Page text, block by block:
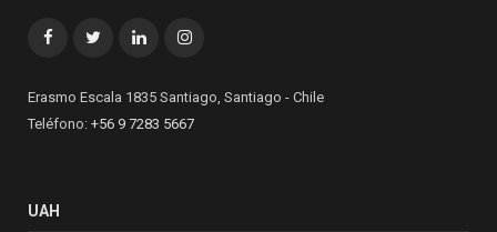
FacebookTwitterLinkedInInstagram
Erasmo Escala 1835 Santiago, Santiago - Chile
Teléfono: +56 9 7283 5667
UAH